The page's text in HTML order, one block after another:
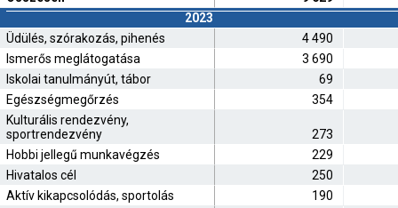
2023
Üdülés, szórakozás, pihenés
4 490
Ismerős meglátogatása
3 690
Iskolai tanulmányút, tábor
69
Egészségmegőrzés
354
Kulturális rendezvény,
sportrendezvény
273
Hobbi jellegű munkavégzés
229
Hivatalos cél
250
Aktív kikapcsolódás, sportolás
190